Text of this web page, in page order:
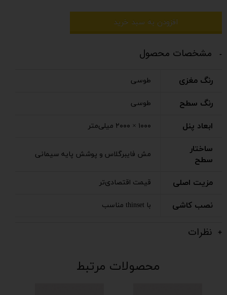
افزودن به سبد خرید
مشخصات محصول
رنگ مغزی طوسی
رنگ سطح طوسی
ابعاد پنل ۱۰۰۰ × ۲۰۰۰ میلی‌متر
ساختار
سطح
مش فایبرگلاس و پوشش پایه سیمانی
مزیت اصلی قیمت اقتصادی‌تر
نصب کاشی با thinset مناسب
نظرات
محصولات مرتبط